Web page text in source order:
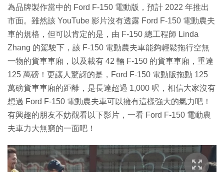
為品牌製作當中的 Ford F-150 電動版，預計 2022 年推出
市面。雖然該 YouTube 影片沒有透露 Ford F-150 電動農夫
車的規格，但可以肯定的是，由 F-150 總工程師 Linda
Zhang 的駕駛下，該 F-150 電動農夫車能夠輕鬆拖行空無
一物的貨車車廂，以及載有 42 輛 F-150 的貨車車廂，重達
125 萬磅！更讓人驚訝的是，Ford F-150 電動版拖動 125
萬磅貨車車廂的距離，是長達超過 1,000 呎，相信大家沒有
想過 Ford F-150 電動農夫車可以擁有這樣強大的氣力吧！
有興趣的朋友不妨觀看以下影片，一看 Ford F-150 電動農
夫車力大無窮的一面吧！